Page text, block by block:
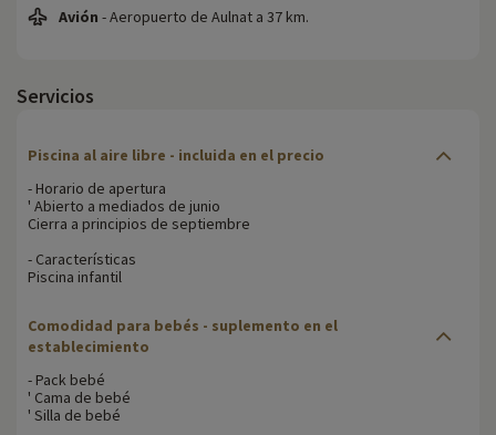
Avión - Aeropuerto de Aulnat a 37 km.
Servicios
Piscina al aire libre - incluida en el precio
- Horario de apertura
' Abierto a mediados de junio
Cierra a principios de septiembre
- Características
Piscina infantil
Comodidad para bebés - suplemento en el
establecimiento
- Pack bebé
' Cama de bebé
' Silla de bebé